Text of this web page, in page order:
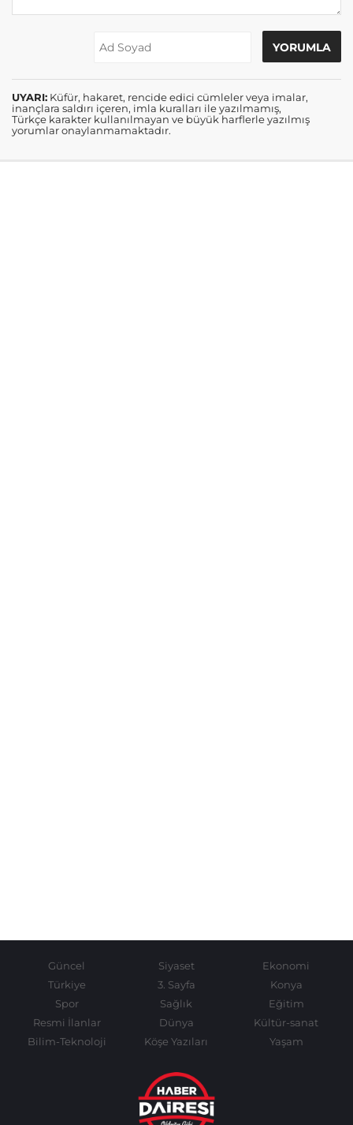
UYARI: Küfür, hakaret, rencide edici cümleler veya imalar,
inançlara saldırı içeren, imla kuralları ile yazılmamış,
Türkçe karakter kullanılmayan ve büyük harflerle yazılmış
yorumlar onaylanmamaktadır.
Güncel Siyaset
Ekonomi
Türkiye
3. Sayfa
Konya
Spor
Sağlık
Eğitim
Resmi İlanlar
Dünya
Kültür-sanat
Bilim-Teknoloji
Köşe Yazıları Yaşam